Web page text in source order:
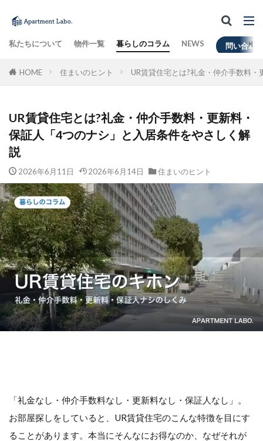
私たちについて 物件一覧 暮らしのコラム NEWS 問い合わせ
HOME 住まいのヒント UR賃貸住宅とは?礼金・仲介手数料
UR賃貸住宅とは?礼金・仲介手数料・更新料・
保証人「4つのナシ」と入居条件をやさしく解
説
2026年6月11日 2026年6月14日 住まいのヒント
「礼金なし・仲介手数料なし・更新料なし・保証人なし」。
お部屋探しをしていると、UR賃貸住宅のこんな特徴を目にす
ることがあります。本当にそんなにお得なのか、なぜそれが